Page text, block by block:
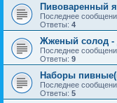
Пивоваренный
Последнее
Ответы: 4
Жженый солод -
Последнее
Ответы: 9
Наборы
Последнее
Ответы: 5